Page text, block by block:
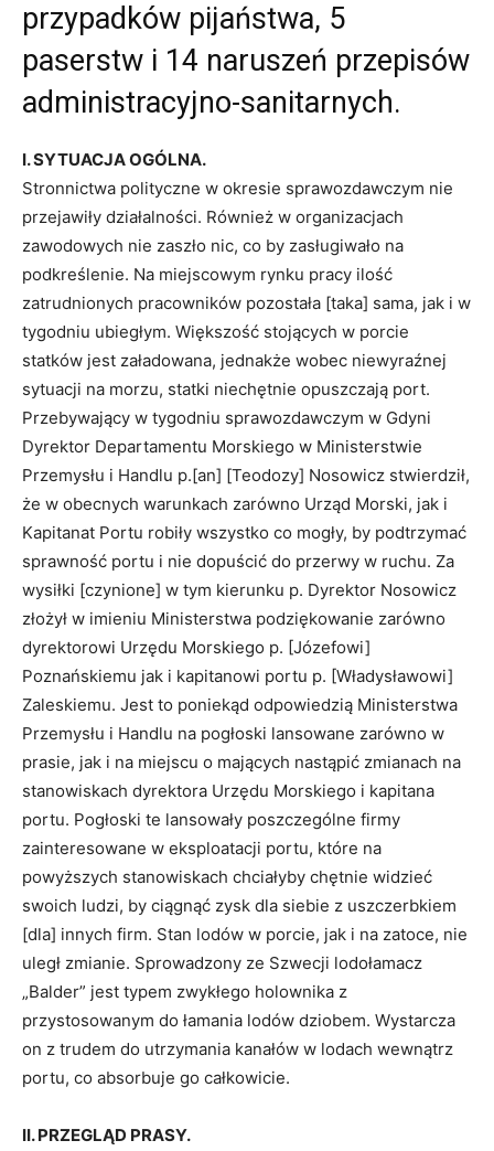
przypadków pijaństwa, 5
paserstw i 14 naruszeń przepisów
administracyjno-sanitarnych.
I. SYTUACJA OGÓLNA.
Stronnictwa polityczne w okresie sprawozdawczym nie
przejawiły działalności. Również w organizacjach
zawodowych nie zaszło nic, co by zasługiwało na
podkreślenie. Na miejscowym rynku pracy ilość
zatrudnionych pracowników pozostała [taka] sama, jak i w
tygodniu ubiegłym. Większość stojących w porcie
statków jest załadowana, jednakże wobec niewyraźnej
sytuacji na morzu, statki niechętnie opuszczają port.
Przebywający w tygodniu sprawozdawczym w Gdyni
Dyrektor Departamentu Morskiego w Ministerstwie
Przemysłu i Handlu p.[an] [Teodozy] Nosowicz stwierdził,
że w obecnych warunkach zarówno Urząd Morski, jak i
Kapitanat Portu robiły wszystko co mogły, by podtrzymać
sprawność portu i nie dopuścić do przerwy w ruchu. Za
wysiłki [czynione] w tym kierunku p. Dyrektor Nosowicz
złożył w imieniu Ministerstwa podziękowanie zarówno
dyrektorowi Urzędu Morskiego p. [Józefowi]
Poznańskiemu jak i kapitanowi portu p. [Władysławowi]
Zaleskiemu. Jest to poniekąd odpowiedzią Ministerstwa
Przemysłu i Handlu na pogłoski lansowane zarówno w
prasie, jak i na miejscu o mających nastąpić zmianach na
stanowiskach dyrektora Urzędu Morskiego i kapitana
portu. Pogłoski te lansowały poszczególne firmy
zainteresowane w eksploatacji portu, które na
powyższych stanowiskach chciałyby chętnie widzieć
swoich ludzi, by ciągnąć zysk dla siebie z uszczerbkiem
[dla] innych firm. Stan lodów w porcie, jak i na zatoce, nie
uległ zmianie. Sprowadzony ze Szwecji lodołamacz
„Balder” jest typem zwykłego holownika z
przystosowanym do łamania lodów dziobem. Wystarcza
on z trudem do utrzymania kanałów w lodach wewnątrz
portu, co absorbuje go całkowicie.
II. PRZEGLĄD PRASY.